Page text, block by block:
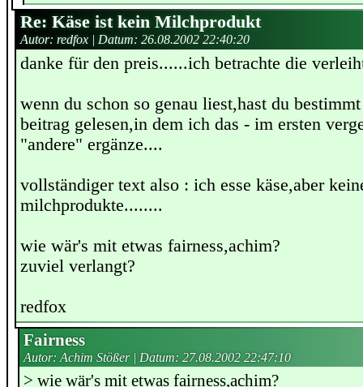
Re: Käse ist kein Milchprodukt
Autor: redfox | Datum: 26.08.2002 22:40:20
danke für den preis......ich betrachte die
wenn du schon so genau liest,hast du
beitrag gelesen,in dem ich das - im ersten
"andere" ergänze....
vollständiger text also : ich esse käse,aber
milchprodukte........
wie wär's mit etwas fairness,achim?
zuviel verlangt?
redfox
Fairness
Autor: Achim Stößer | Datum: 27.08.2002 22:47:10
> wie wär's mit etwas fairness,achim?